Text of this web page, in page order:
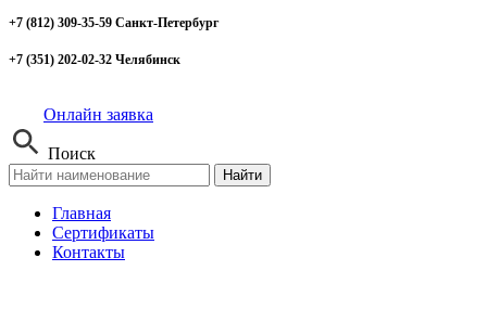
+7 (812) 309-35-59 Санкт-Петербург
+7 (351) 202-02-32 Челябинск
Онлайн заявка
Поиск
Найти
Главная
Сертификаты
Контакты